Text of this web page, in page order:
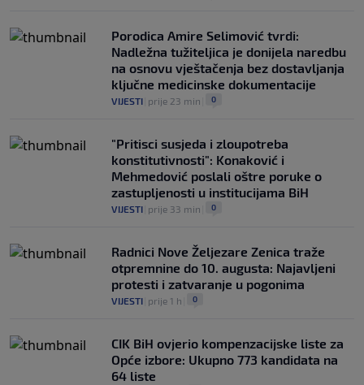
Porodica Amire Selimović tvrdi:
Nadležna tužiteljica je donijela naredbu
na osnovu vještačenja bez dostavljanja
ključne medicinske dokumentacije
VIJESTI prije 23 min 0
"Pritisci susjeda i zloupotreba
konstitutivnosti": Konaković i
Mehmedović poslali oštre poruke o
zastupljenosti u institucijama BiH
VIJESTI prije 33 min 0
Radnici Nove Željezare Zenica traže
otpremnine do 10. augusta: Najavljeni
protesti i zatvaranje u pogonima
VIJESTI prije 1 h 0
CIK BiH ovjerio kompenzacijske liste za
Opće izbore: Ukupno 773 kandidata na
64 liste